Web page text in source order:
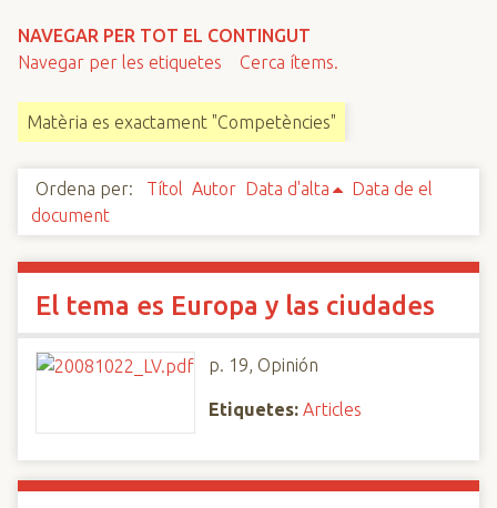
NAVEGAR PER TOT EL CONTINGUT
Navegar per les etiquetes
Cerca ítems.
Matèria es exactament "Competències"
Ordena per: Títol Autor Data d'alta
Data de el
document
El tema es Europa y las ciudades
p. 19, Opinión
Etiquetes: Articles